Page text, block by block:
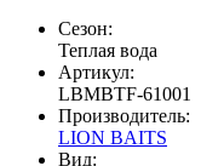
Сезон:
Теплая вода
Артикул:
LBMBTF-61001
Производитель:
LION BAITS
Вид: